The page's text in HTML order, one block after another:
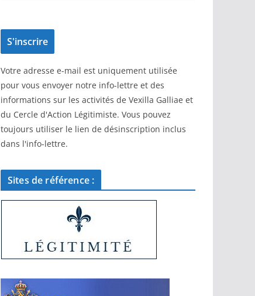
Votre adresse e-mail est uniquement utilisée
pour vous envoyer notre info-lettre et des
informations sur les activités de Vexilla Galliae et
du Cercle d'Action Légitimiste. Vous pouvez
toujours utiliser le lien de désinscription inclus
dans l'info-lettre.
Sites de référence :